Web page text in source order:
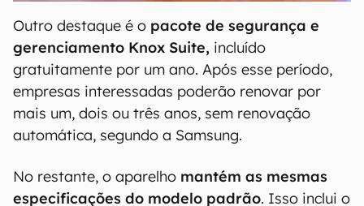
Outro destaque é o pacote de segurança e
gerenciamento Knox Suite, incluído
gratuitamente por um ano. Após esse período,
empresas interessadas poderão renovar por
mais um, dois ou três anos, sem renovação
automática, segundo a Samsung.
No restante, o aparelho mantém as mesmas
especificações do modelo padrão. Isso inclui o